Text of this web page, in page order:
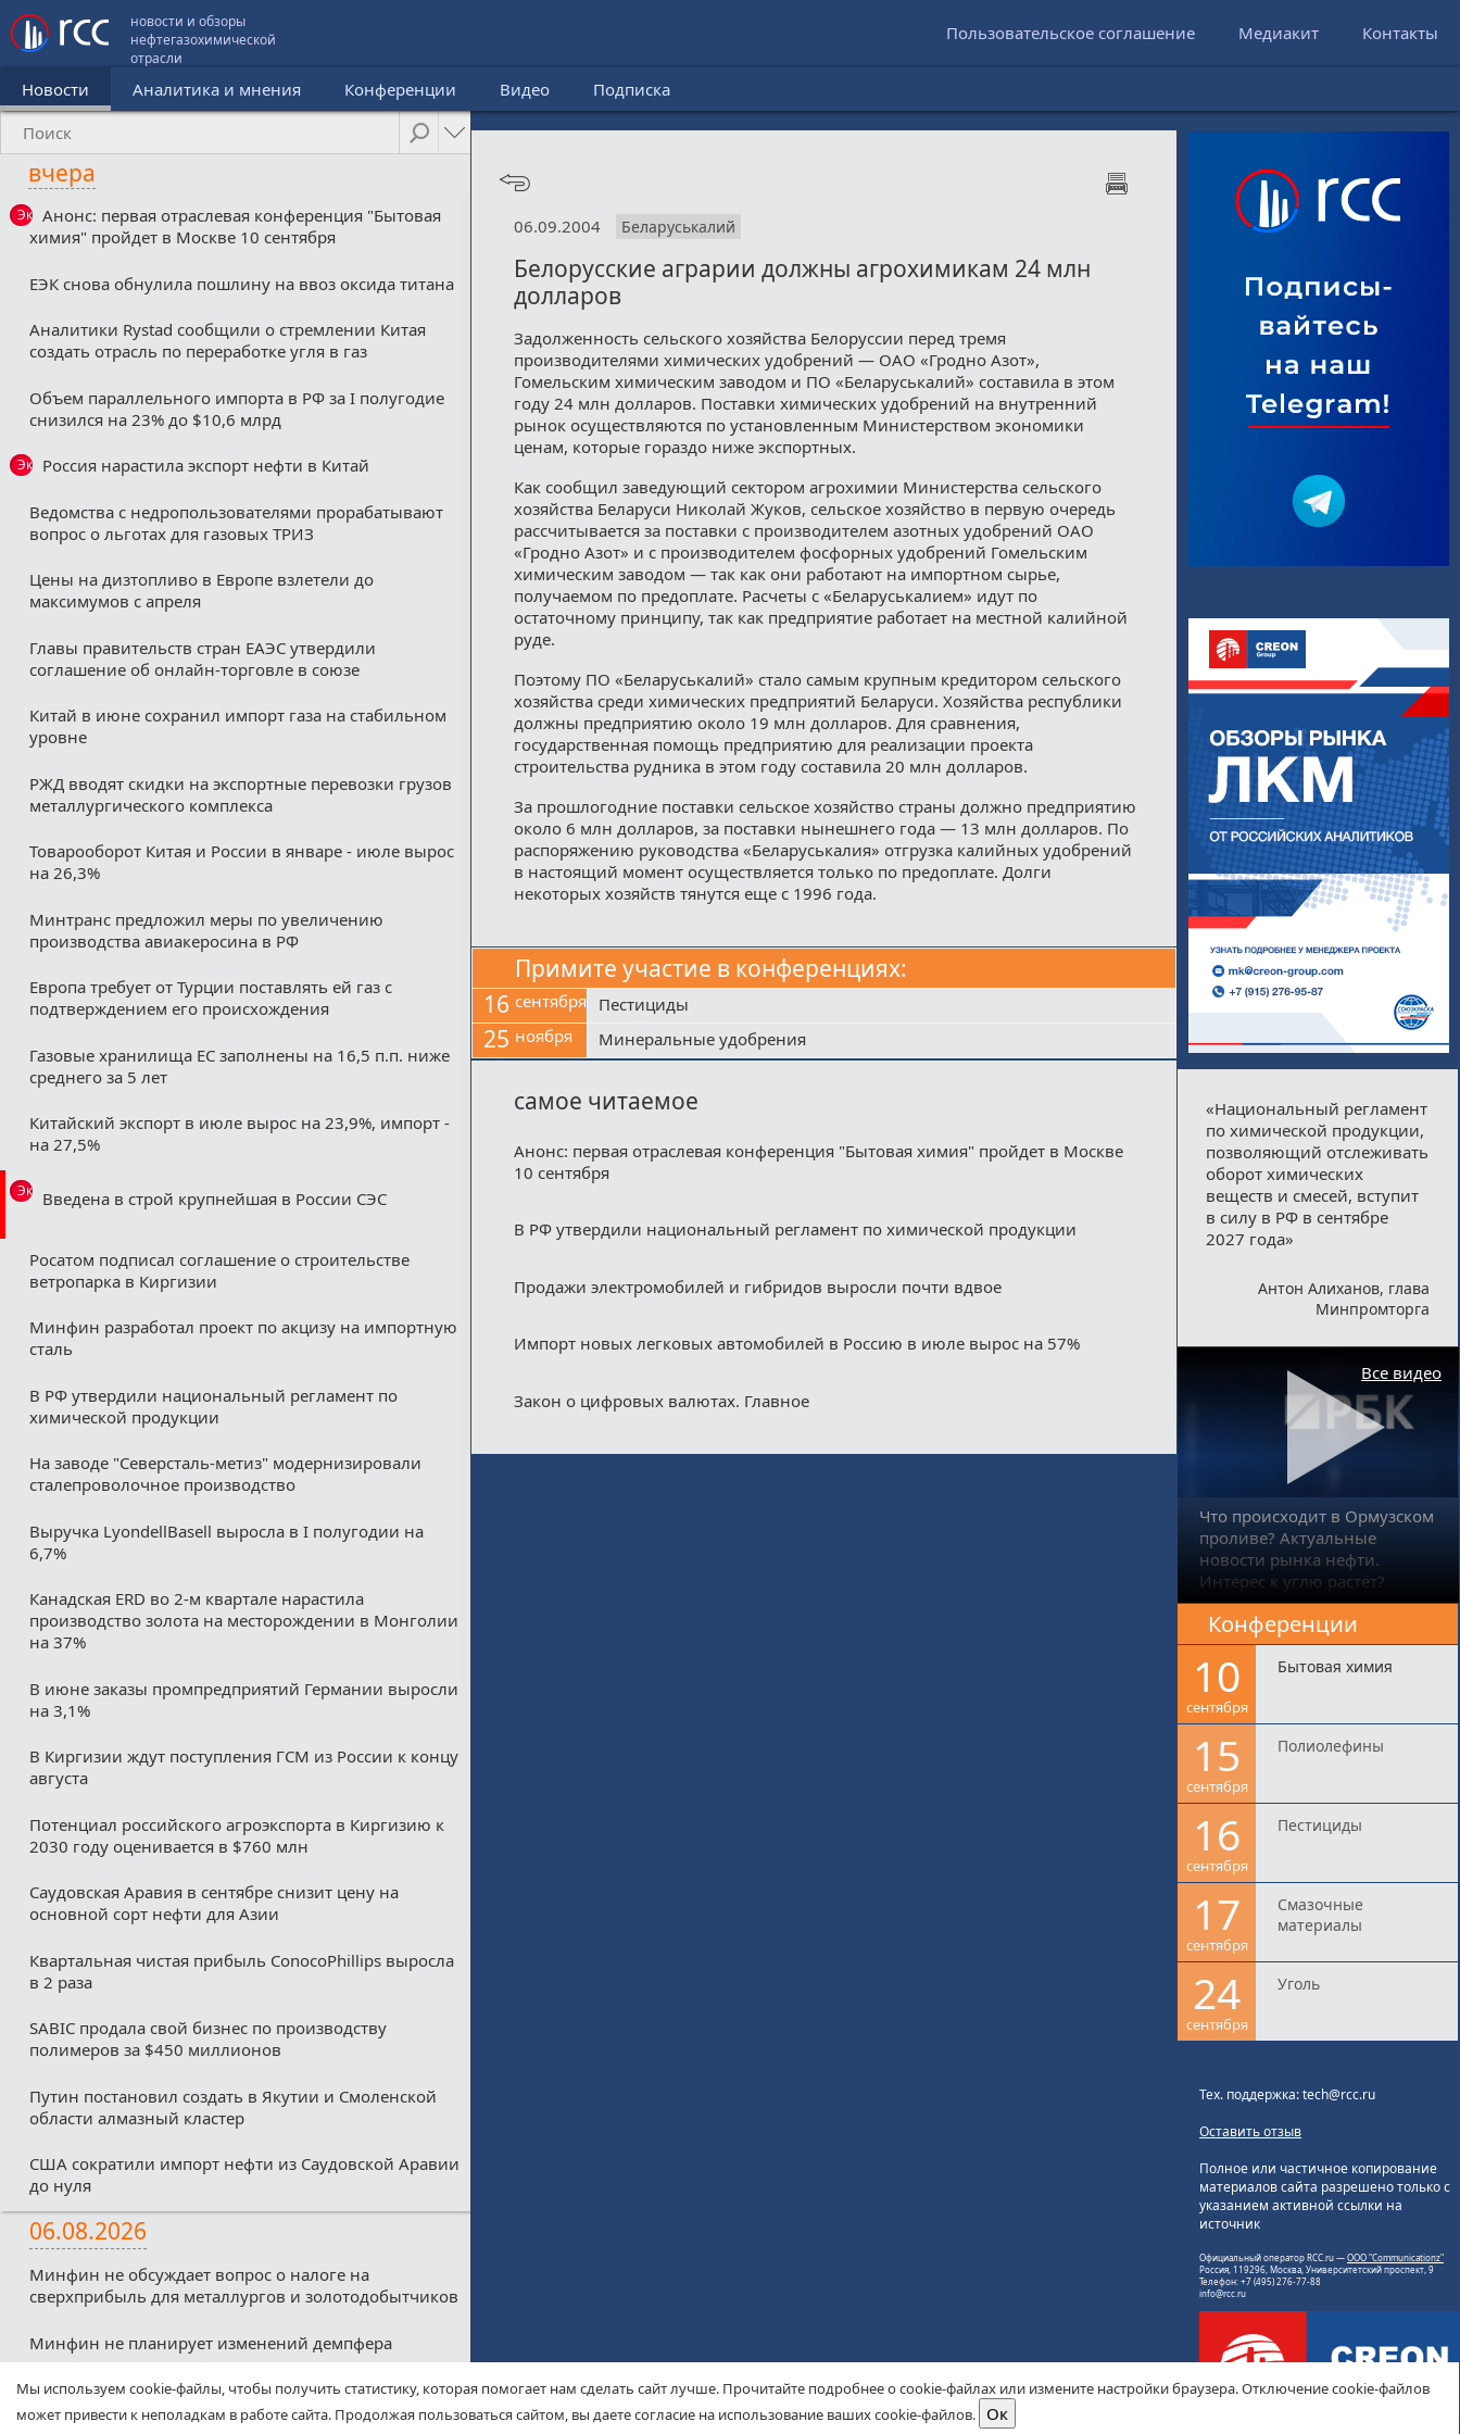
новости и обзоры
нефтегазохимической
отрасли
Пользовательское соглашение Медиакит Контакты
Новости Аналитика и мнения Конференции Видео Подписка
вчера
Эксклюзив
Анонс: первая отраслевая конференция "Бытовая
химия" пройдет в Москве 10 сентября
ЕЭК снова обнулила пошлину на ввоз оксида титана
Аналитики Rystad сообщили о стремлении Китая
создать отрасль по переработке угля в газ
Объем параллельного импорта в РФ за I полугодие
снизился на 23% до $10,6 млрд
Эксклюзив
Россия нарастила экспорт нефти в Китай
Ведомства с недропользователями прорабатывают
вопрос о льготах для газовых ТРИЗ
Цены на дизтопливо в Европе взлетели до
максимумов с апреля
Главы правительств стран ЕАЭС утвердили
соглашение об онлайн-торговле в союзе
Китай в июне сохранил импорт газа на стабильном
уровне
РЖД вводят скидки на экспортные перевозки грузов
металлургического комплекса
Товарооборот Китая и России в январе - июле вырос
на 26,3%
Минтранс предложил меры по увеличению
производства авиакеросина в РФ
Европа требует от Турции поставлять ей газ с
подтверждением его происхождения
Газовые хранилища ЕС заполнены на 16,5 п.п. ниже
среднего за 5 лет
Китайский экспорт в июле вырос на 23,9%, импорт -
на 27,5%
Эксклюзив
Введена в строй крупнейшая в России СЭС
Росатом подписал соглашение о строительстве
ветропарка в Киргизии
Минфин разработал проект по акцизу на импортную
сталь
В РФ утвердили национальный регламент по
химической продукции
На заводе "Северсталь-метиз" модернизировали
сталепроволочное производство
Выручка LyondellBasell выросла в I полугодии на
6,7%
Канадская ERD во 2-м квартале нарастила
производство золота на месторождении в Монголии
на 37%
В июне заказы промпредприятий Германии выросли
на 3,1%
В Киргизии ждут поступления ГСМ из России к концу
августа
Потенциал российского агроэкспорта в Киргизию к
2030 году оценивается в $760 млн
Саудовская Аравия в сентябре снизит цену на
основной сорт нефти для Азии
Квартальная чистая прибыль ConocoPhillips выросла
в 2 раза
SABIC продала свой бизнес по производству
полимеров за $450 миллионов
Путин постановил создать в Якутии и Смоленской
области алмазный кластер
США сократили импорт нефти из Саудовской Аравии
до нуля
06.08.2026
Минфин не обсуждает вопрос о налоге на
сверхприбыль для металлургов и золотодобытчиков
Минфин не планирует изменений демпфера
Минфин против любых налоговых льгот для малых
нефтекомпаний из-за дефицитного бюджета
06.09.2004 Беларуськалий
Белорусские аграрии должны агрохимикам 24 млн
долларов
Задолженность сельского хозяйства Белоруссии перед тремя
производителями химических удобрений — ОАО «Гродно Азот»,
Гомельским химическим заводом и ПО «Беларуськалий» составила в этом
году 24 млн долларов. Поставки химических удобрений на внутренний
рынок осуществляются по установленным Министерством экономики
ценам, которые гораздо ниже экспортных.
Как сообщил заведующий сектором агрохимии Министерства сельского
хозяйства Беларуси Николай Жуков, сельское хозяйство в первую очередь
рассчитывается за поставки с производителем азотных удобрений ОАО
«Гродно Азот» и с производителем фосфорных удобрений Гомельским
химическим заводом — так как они работают на импортном сырье,
получаемом по предоплате. Расчеты с «Беларуськалием» идут по
остаточному принципу, так как предприятие работает на местной калийной
руде.
Поэтому ПО «Беларуськалий» стало самым крупным кредитором сельского
хозяйства среди химических предприятий Беларуси. Хозяйства республики
должны предприятию около 19 млн долларов. Для сравнения,
государственная помощь предприятию для реализации проекта
строительства рудника в этом году составила 20 млн долларов.
За прошлогодние поставки сельское хозяйство страны должно предприятию
около 6 млн долларов, за поставки нынешнего года — 13 млн долларов. По
распоряжению руководства «Беларуськалия» отгрузка калийных удобрений
в настоящий момент осуществляется только по предоплате. Долги
некоторых хозяйств тянутся еще с 1996 года.
Примите участие в конференциях:
16 сентября Пестициды
25 ноября Минеральные удобрения
самое читаемое
Анонс: первая отраслевая конференция "Бытовая химия" пройдет в Москве
10 сентября
В РФ утвердили национальный регламент по химической продукции
Продажи электромобилей и гибридов выросли почти вдвое
Импорт новых легковых автомобилей в Россию в июле вырос на 57%
Закон о цифровых валютах. Главное
«Национальный регламент
по химической продукции,
позволяющий отслеживать
оборот химических
веществ и смесей, вступит
в силу в РФ в сентябре
2027 года»
Антон Алиханов, глава
Минпромторга
Что происходит в Ормузском
проливе? Актуальные
новости рынка нефти.
Интерес к углю растёт?
Все видео
Конференции
10
сентября
Бытовая химия
15
сентября
Полиолефины
16
сентября
Пестициды
17
сентября
Смазочные
материалы
24
сентября
Уголь
Тех. поддержка: tech@rcc.ru
Оставить отзыв
Полное или частичное копирование
материалов сайта разрешено только с
указанием активной ссылки на
источник
Официальный оператор RCC.ru —ООО "Communicationz"
Россия, 119296, Москва, Университетский проспект, 9
Телефон: +7 (495) 276-77-88
info@rcc.ru
Мы используем cookie-файлы, чтобы получить статистику, которая помогает нам сделать сайт лучше. Прочитайте подробнее о cookie-файлах или измените настройки браузера. Отключение cookie-файлов
может привести к неполадкам в работе сайта. Продолжая пользоваться сайтом, вы даете согласие на использование ваших cookie-файлов.